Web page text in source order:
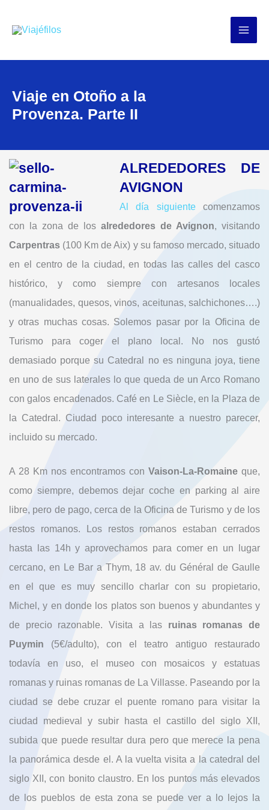
Viaje en Otoño a la
Provenza. Parte II
ALREDEDORES DE
AVIGNON
Al día siguientecomenzamos
con la zona de los alrededores de Avignon, visitando
Carpentras (100 Km de Aix) y su famoso mercado, situado
en el centro de la ciudad, en todas las calles del casco
histórico, y como siempre con artesanos locales
(manualidades, quesos, vinos, aceitunas, salchichones….)
y otras muchas cosas. Solemos pasar por la Oficina de
Turismo para coger el plano local. No nos gustó
demasiado porque su Catedral no es ninguna joya, tiene
en uno de sus laterales lo que queda de un Arco Romano
con galos encadenados. Café en Le Siècle, en la Plaza de
la Catedral. Ciudad poco interesante a nuestro parecer,
incluido su mercado.
A 28 Km nos encontramos con Vaison-La-Romaine que,
como siempre, debemos dejar coche en parking al aire
libre, pero de pago, cerca de la Oficina de Turismo y de los
restos romanos. Los restos romanos estaban cerrados
hasta las 14h y aprovechamos para comer en un lugar
cercano, en Le Bar a Thym, 18 av. du Général de Gaulle
en el que es muy sencillo charlar con su propietario,
Michel, y en donde los platos son buenos y abundantes y
de precio razonable. Visita a las ruinas romanas de
Puymin (5€/adulto), con el teatro antiguo restaurado
todavía en uso, el museo con mosaicos y estatuas
romanas y ruinas romanas de La Villasse. Paseando por la
ciudad se debe cruzar el puente romano para visitar la
ciudad medieval y subir hasta el castillo del siglo XII,
subida que puede resultar dura pero que merece la pena
la panorámica desde el. A la vuelta visita a la catedral del
siglo XII, con bonito claustro. En los puntos más elevados
de los pueblos de esta zona se puede ver a lo lejos la